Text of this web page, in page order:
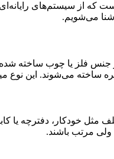
که از سیستم‌های
آشنا می‌شویم.
جنس فلز یا چوب ساخته
می‌شوند. این نوع میز
مثل خودکار، دفترچه یا
مرتب باشند.